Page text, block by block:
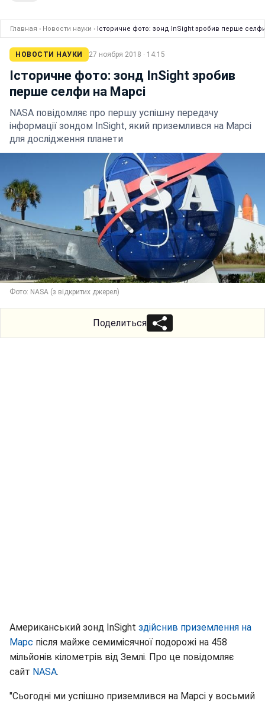
Главная › Новости науки › Історичне фото: зонд InSight зробив перше
НОВОСТИ НАУКИ 27 ноября 2018 · 14:15
Історичне фото: зонд InSight зробив
перше селфи на Марсі
NASA повідомляє про першу успішну передачу
інформації зондом InSight, який приземлився на Марсі
для дослідження планети
Фото: NASA (з відкритих джерел)
Поделиться
Американський зонд InSight здійснив приземлення на
Марс після майже семимісячної подорожі на 458
мільйонів кілометрів від Землі. Про це повідомляє
сайт NASA.
"Сьогодні ми успішно приземлився на Марсі у восьмий